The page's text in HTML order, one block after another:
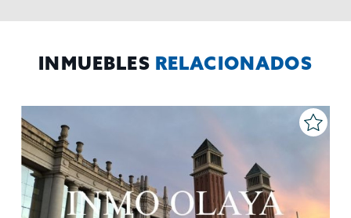
INMUEBLES RELACIONADOS